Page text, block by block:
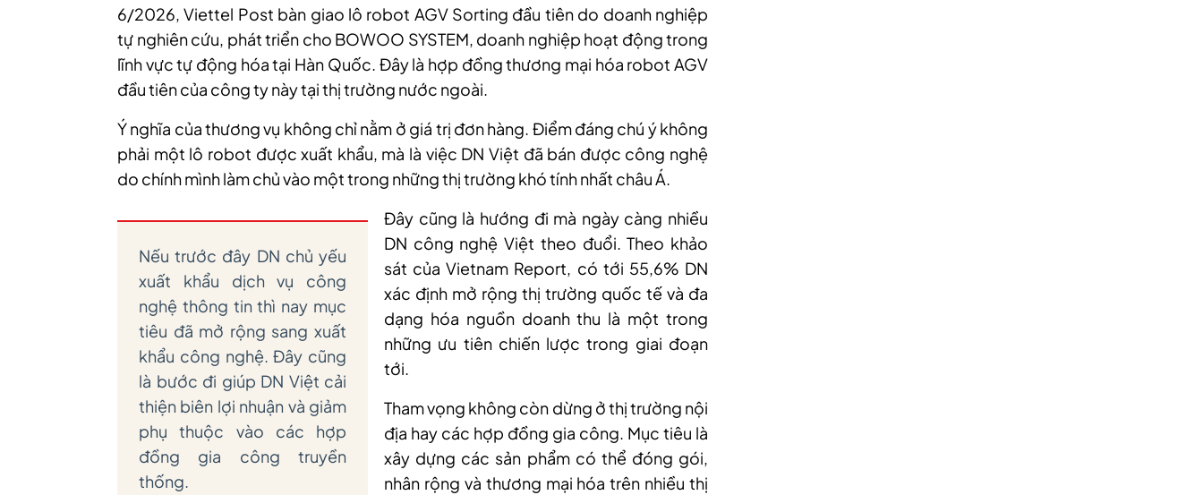
6/2026, Viettel Post bàn giao lô robot AGV Sorting đầu tiên do doanh nghiệp
tự nghiên cứu, phát triển cho BOWOO SYSTEM, doanh nghiệp hoạt động trong
lĩnh vực tự động hóa tại Hàn Quốc. Đây là hợp đồng thương mại hóa robot AGV
đầu tiên của công ty này tại thị trường nước ngoài.
Ý nghĩa của thương vụ không chỉ nằm ở giá trị đơn hàng. Điểm đáng chú ý không
phải một lô robot được xuất khẩu, mà là việc DN Việt đã bán được công nghệ
do chính mình làm chủ vào một trong những thị trường khó tính nhất châu Á.
Nếu trước đây DN chủ yếu
xuất khẩu dịch vụ công
nghệ thông tin thì nay mục
tiêu đã mở rộng sang xuất
khẩu công nghệ. Đây cũng
là bước đi giúp DN Việt cải
thiện biên lợi nhuận và giảm
phụ thuộc vào các hợp
đồng gia công truyền
thống.
Đây cũng là hướng đi mà ngày càng nhiều
DN công nghệ Việt theo đuổi. Theo khảo
sát của Vietnam Report, có tới 55,6% DN
xác định mở rộng thị trường quốc tế và đa
dạng hóa nguồn doanh thu là một trong
những ưu tiên chiến lược trong giai đoạn
tới.
Tham vọng không còn dừng ở thị trường nội
địa hay các hợp đồng gia công. Mục tiêu là
xây dựng các sản phẩm có thể đóng gói,
nhân rộng và thương mại hóa trên nhiều thị